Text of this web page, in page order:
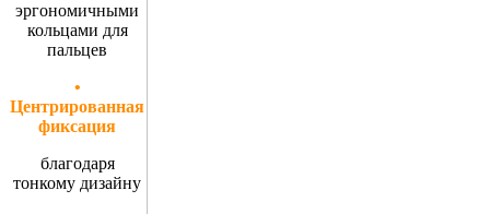
эргономичными
кольцами для
пальцев
•
Центрированная
фиксация
благодаря
тонкому дизайну